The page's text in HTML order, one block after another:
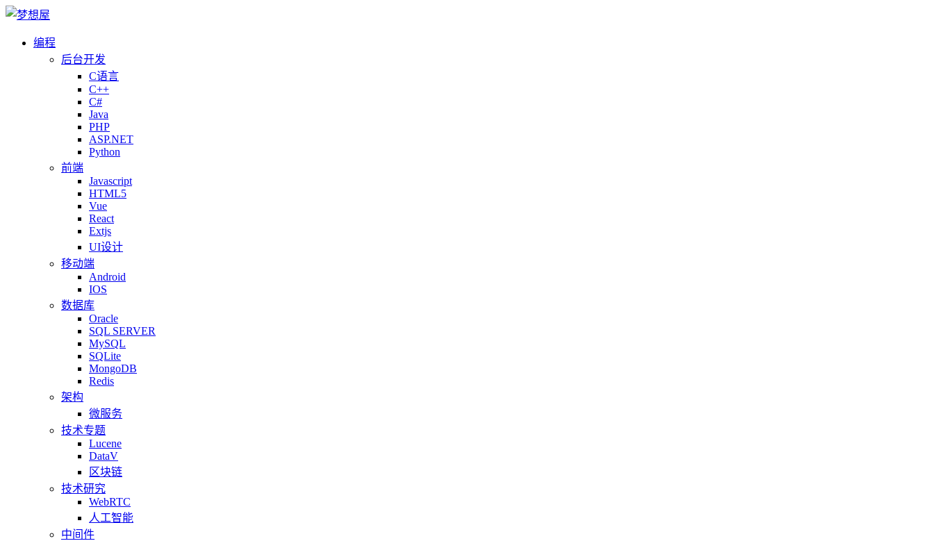
编程
后台开发
C语言
C++
C#
Java
PHP
ASP.NET
Python
前端
Javascript
HTML5
Vue
React
Extjs
UI设计
移动端
Android
IOS
数据库
Oracle
SQL SERVER
MySQL
SQLite
MongoDB
Redis
架构
微服务
技术专题
Lucene
DataV
区块链
技术研究
WebRTC
人工智能
中间件